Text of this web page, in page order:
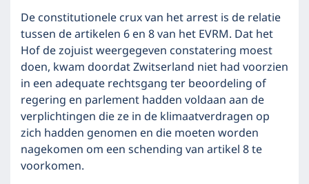
De constitutionele crux van het arrest is de relatie
tussen de artikelen 6 en 8 van het EVRM. Dat het
Hof de zojuist weergegeven constatering moest
doen, kwam doordat Zwitserland niet had voorzien
in een adequate rechtsgang ter beoordeling of
regering en parlement hadden voldaan aan de
verplichtingen die ze in de klimaatverdragen op
zich hadden genomen en die moeten worden
nagekomen om een schending van artikel 8 te
voorkomen.